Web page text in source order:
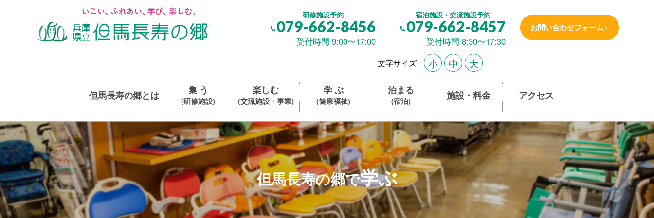
研修施設予約
079-662-8456
受付時間 9:00〜17:00
宿泊施設・交流施設予約
079-662-8457
受付時間 8:30〜17:30
お問い合わせフォーム
文字サイズ 小 中 大
但馬長寿の郷とは 集 う
(研修施設)
楽しむ
(交流施設・事業)
学 ぶ
(健康福祉)
泊まる
(宿泊) 施設・料金 アクセス
但馬長寿の郷で学ぶ